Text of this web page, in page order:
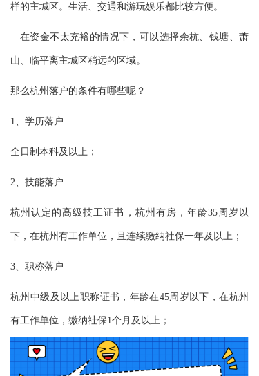
样的主城区。 生活、交通和游玩娱乐都比较方便。
在资金不太充裕的情况下，可以 选择余杭、钱塘、萧
山、临平离主城区稍远的区域。
那么杭州落户的条件有哪些呢？
1、学历落户
全日制本科及以上；
2、技能落户
杭州认定的高级技工证书，杭州有房，年龄35周岁以
下，在杭州 有工作单位，且连续缴纳社保一年及以上；
3、职称落户
杭州中级及以上职称证书，年龄在45周岁以下 ，在杭州
有工作单位，缴纳社保1个月及以上；